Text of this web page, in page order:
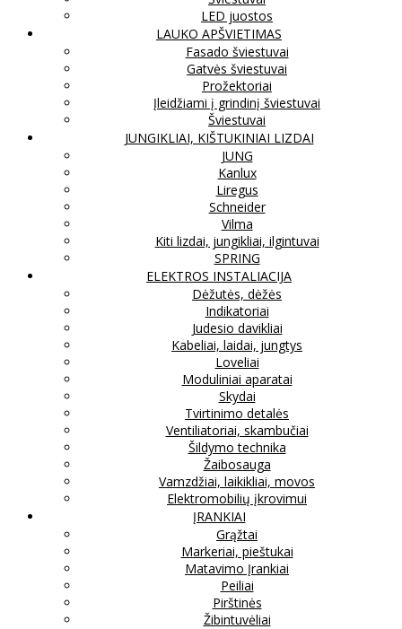
LED juostos
LAUKO APŠVIETIMAS
Fasado šviestuvai
Gatvės šviestuvai
Prožektoriai
Įleidžiami į grindinį šviestuvai
Šviestuvai
JUNGIKLIAI, KIŠTUKINIAI LIZDAI
JUNG
Kanlux
Liregus
Schneider
Vilma
Kiti lizdai, jungikliai, ilgintuvai
SPRING
ELEKTROS INSTALIACIJA
Dėžutės, dėžės
Indikatoriai
Judesio davikliai
Kabeliai, laidai, jungtys
Loveliai
Moduliniai aparatai
Skydai
Tvirtinimo detalės
Ventiliatoriai, skambučiai
Šildymo technika
Žaibosauga
Vamzdžiai, laikikliai, movos
Elektromobilių įkrovimui
ĮRANKIAI
Grąžtai
Markeriai, pieštukai
Matavimo Įrankiai
Peiliai
Pirštinės
Žibintuvėliai